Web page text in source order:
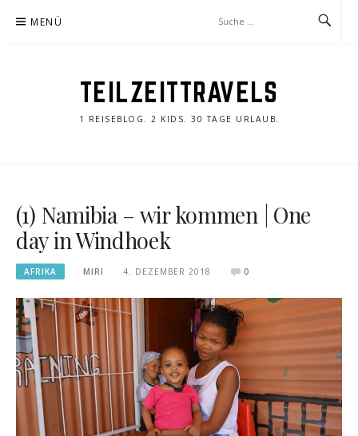
Inhalt MENÜ
TEILZEITTRAVELS
1 REISEBLOG. 2 KIDS. 30 TAGE URLAUB.
(1) Namibia – wir kommen | One
day in Windhoek
AFRIKA MIRI 4. DEZEMBER 2018 0